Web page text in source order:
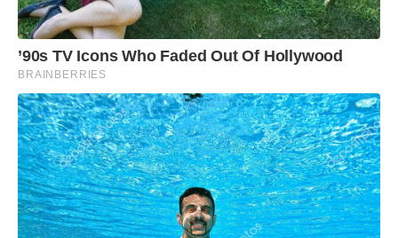
’90s TV Icons Who Faded Out Of Hollywood
BRAINBERRIES